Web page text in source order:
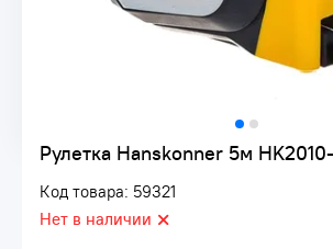
Рулетка Hanskonner 5м
Код товара: 59321
Нет в наличии